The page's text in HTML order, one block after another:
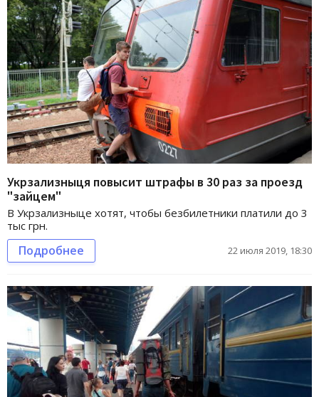
Укрзализныця повысит штрафы в 30 раз за проезд
"зайцем"
В Укрзализныце хотят, чтобы безбилетники платили до 3
тыс грн.
Подробнее 22 июля 2019, 18:30